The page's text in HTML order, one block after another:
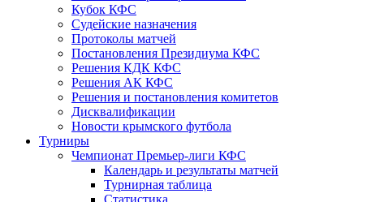
Кубок КФС
Судейские назначения
Протоколы матчей
Постановления Президиума КФС
Решения КДК КФС
Решения АК КФС
Решения и постановления комитетов
Дисквалификации
Новости крымского футбола
Турниры
Чемпионат Премьер-лиги КФС
Календарь и результаты матчей
Турнирная таблица
Статистика